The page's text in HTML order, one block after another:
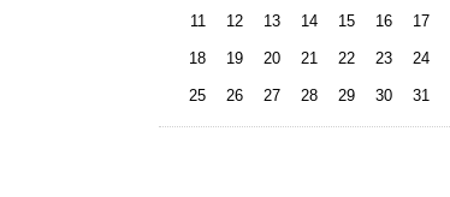
11 12 13 14 15 16 17
18 19 20 21 22 23 24
25 26 27 28 29 30 31